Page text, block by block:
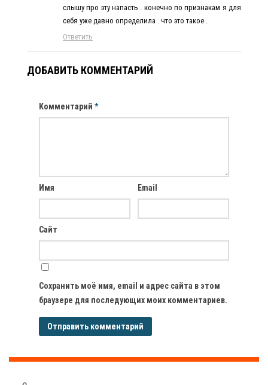
слышу про эту напасть . конечно по признакам я для
себя уже давно определила . что это такое .
Ответить
ДОБАВИТЬ КОММЕНТАРИЙ
Комментарий *
Имя Email
Сайт
Сохранить моё имя, email и адрес сайта в этом
браузере для последующих моих комментариев.